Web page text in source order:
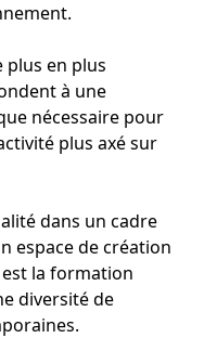
plus en plus
à une
nécessaire pour
plus axé sur
dans un cadre
espace de création
la formation
diversité de